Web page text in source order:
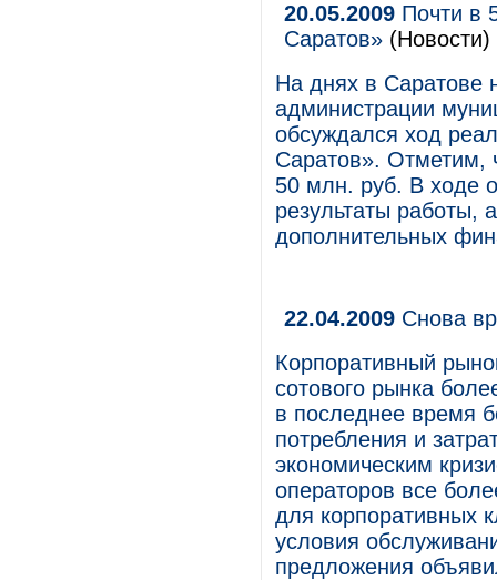
20.05.2009 Почти в
Саратов» (Новости)
На днях в Саратове
администрации
обсуждался ход
Саратов». Отметим,
50 млн. руб. В ходе
результаты работы,
дополнительных
22.04.2009 Снова
Корпоративный
сотового рынка
в последнее время
потребления и
экономическим
операторов все
для корпоративных
условия
предложения